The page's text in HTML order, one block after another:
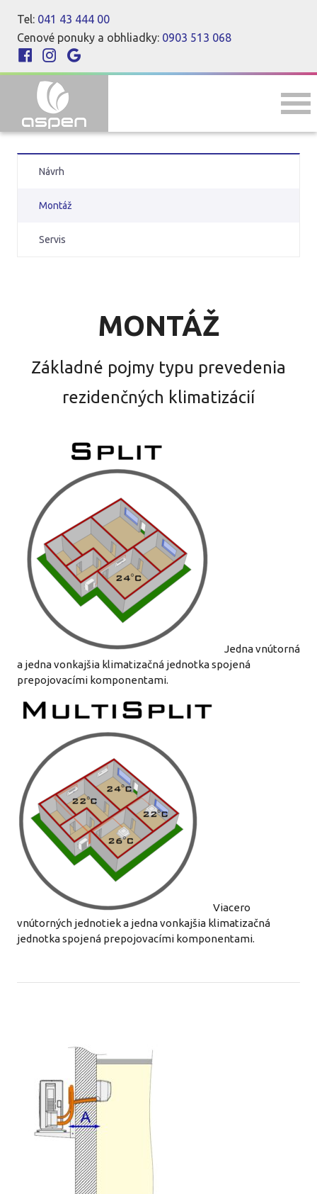
Tel: 041 43 444 00
Cenové ponuky a obhliadky: 0903 513 068
Návrh
Montáž
Servis
MONTÁŽ
Základné pojmy typu prevedenia
rezidenčných klimatizácií
Jedna vnútorná
a jedna vonkajšia klimatizačná jednotka spojená
prepojovacími komponentami.
Viacero
vnútorných jednotiek a jedna vonkajšia klimatizačná
jednotka spojená prepojovacími komponentami.